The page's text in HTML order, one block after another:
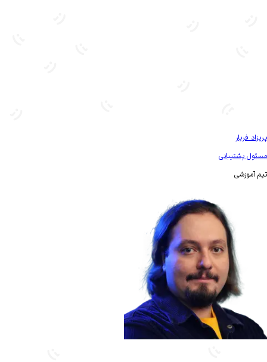
پریزاد فریار
مسئول پشتیبانی
تیم آموزشی